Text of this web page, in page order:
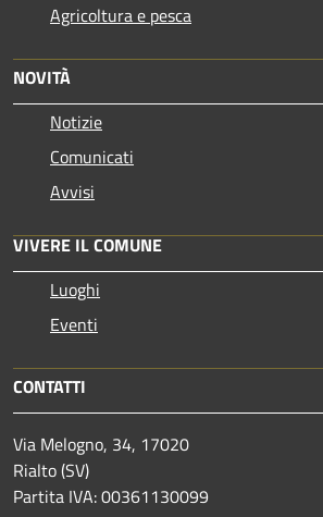
Agricoltura e pesca
NOVITÀ
Notizie
Comunicati
Avvisi
VIVERE IL COMUNE
Luoghi
Eventi
CONTATTI
Via Melogno, 34, 17020
Rialto (SV)
Partita IVA: 00361130099